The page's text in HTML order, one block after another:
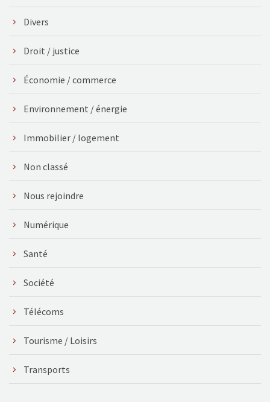
Divers
Droit / justice
Économie / commerce
Environnement / énergie
Immobilier / logement
Non classé
Nous rejoindre
Numérique
Santé
Société
Télécoms
Tourisme / Loisirs
Transports